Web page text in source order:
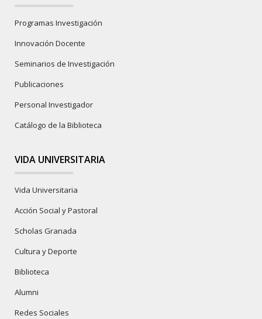
Programas Investigación
Innovación Docente
Seminarios de Investigación
Publicaciones
Personal Investigador
Catálogo de la Biblioteca
VIDA UNIVERSITARIA
Vida Universitaria
Acción Social y Pastoral
Scholas Granada
Cultura y Deporte
Biblioteca
Alumni
Redes Sociales